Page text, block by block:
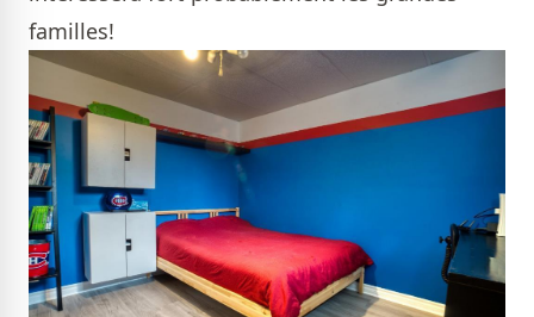
familles!